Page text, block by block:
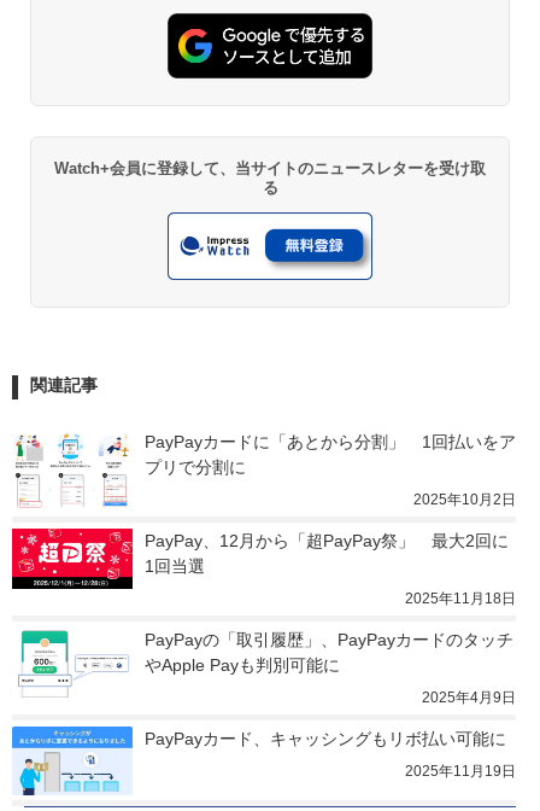
Watch+会員に登録して、当サイトのニュースレターを受け取
る
関連記事
PayPayカードに「あとから分割」　1回払いをア
プリで分割に
2025年10月2日
PayPay、12月から「超PayPay祭」　最大2回に
1回当選
2025年11月18日
PayPayの「取引履歴」、PayPayカードのタッチ
やApple Payも判別可能に
2025年4月9日
PayPayカード、キャッシングもリボ払い可能に
2025年11月19日